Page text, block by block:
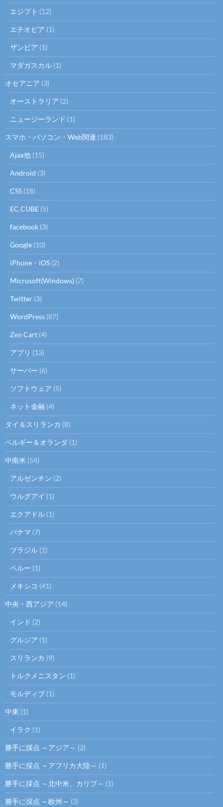
ンエジプト (12)
エチオピア (1)
ザンビア (1)
マダガスカル (1)
オセアニア (3)
オーストラリア (2)
ニュージーランド (1)
スマホ・パソコン・Web関連 (183)
Ajax他 (15)
Android (3)
CSS (18)
EC CUBE (5)
facebook (3)
Google (10)
iPhone・iOS (2)
Microsoft(Windows) (7)
Twitter (3)
WordPress (87)
Zen Cart (4)
アプリ (13)
サーバー (6)
ソフトウェア (5)
ネット金融 (4)
タイ＆スリランカ (8)
ベルギー＆オランダ (1)
中南米 (54)
アルゼンチン (2)
ウルグアイ (1)
エクアドル (1)
パナマ (7)
ブラジル (1)
ペルー (1)
メキシコ (41)
中央・西アジア (14)
インド (2)
グルジア (1)
スリランカ (9)
トルクメニスタン (1)
モルディブ (1)
中東 (1)
イラク (1)
勝手に採点 ～アジア～ (2)
勝手に採点 ～アフリカ大陸～ (1)
勝手に採点 ～北中米、カリブ～ (1)
勝手に採点 ～欧州～ (3)